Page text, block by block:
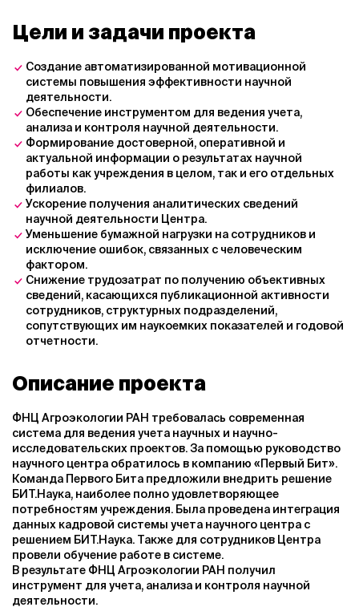
Цели и задачи проекта
Создание автоматизированной мотивационной
системы повышения эффективности научной
деятельности.
Обеспечение инструментом для ведения учета,
анализа и контроля научной деятельности.
Формирование достоверной, оперативной и
актуальной информации о результатах научной
работы как учреждения в целом, так и его отдельных
филиалов.
Ускорение получения аналитических сведений
научной деятельности Центра.
Уменьшение бумажной нагрузки на сотрудников и
исключение ошибок, связанных с человеческим
фактором.
Снижение трудозатрат по получению объективных
сведений, касающихся публикационной активности
сотрудников, структурных подразделений,
сопутствующих им наукоемких показателей и годовой
отчетности.
Описание проекта
ФНЦ Агроэкологии РАН требовалась современная
система для ведения учета научных и научно-
исследовательских проектов. За помощью руководство
научного центра обратилось в компанию «Первый Бит».
Команда Первого Бита предложили внедрить решение
БИТ.Наука, наиболее полно удовлетворяющее
потребностям учреждения. Была проведена интеграция
данных кадровой системы учета научного центра с
решением БИТ.Наука. Также для сотрудников Центра
провели обучение работе в системе.
В результате ФНЦ Агроэкологии РАН получил
инструмент для учета, анализа и контроля научной
деятельности.